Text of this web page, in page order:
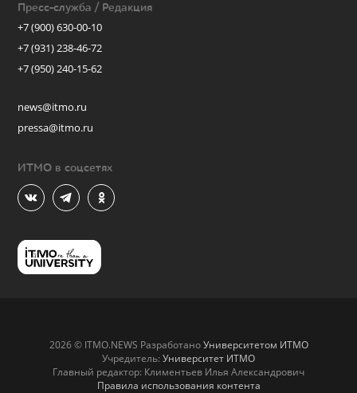
Пресс-служба / Редакция
+7 (900) 630-00-10
+7 (931) 238-46-72
+7 (950) 240-15-62
news@itmo.ru
pressa@itmo.ru
ИТМО в соцсетях
2026 © ITMO.NEWS РазработаноУниверситетом ИТМО
Учредитель: Университет ИТМО
Главный редактор: Климентьев Илья Александрович
Правила использования контента